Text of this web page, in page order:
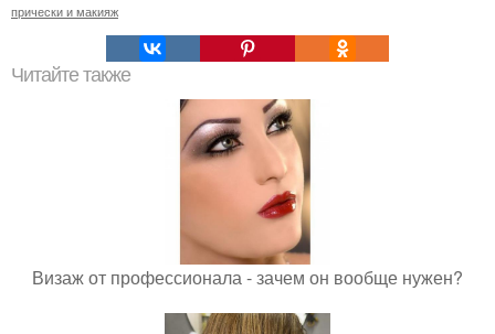
прически и макияж
Читайте также
Визаж от профессионала - зачем он вообще нужен?